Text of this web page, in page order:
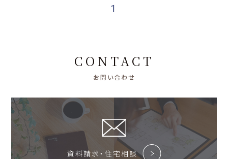
1
CONTACT
お問い合わせ
資料請求・住宅相談